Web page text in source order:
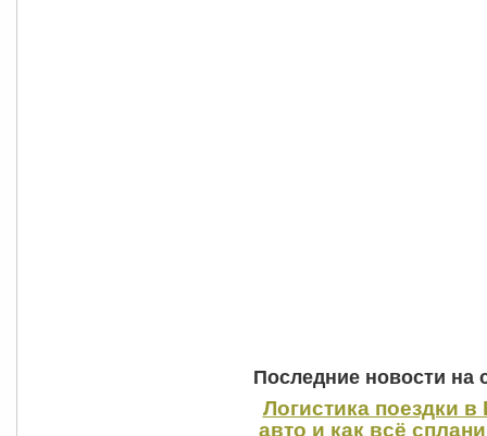
Последние новости на
Логистика поездки
авто и как всё